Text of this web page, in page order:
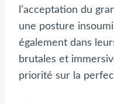
l’acceptation du
une posture
également dans
brutales et
priorité sur la